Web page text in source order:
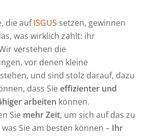
die aufISGUS setzen, gewinnen
was wirklich zählt: ihr
verstehen die
vor denen kleine
und sind stolz darauf, dazu
dass Sieeffizienter und
arbeiten können.
Sie mehr Zeit, um sich auf das zu
Sie am besten können – Ihr